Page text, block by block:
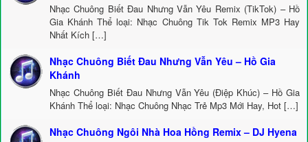
Nhạc Chuông Biết Đau Nhưng Vẫn Yêu Remix (TikTok) – Hồ
Gia Khánh Thể loại: Nhạc Chuông Tik Tok Remix MP3 Hay
Nhất Kích […]
Nhạc Chuông Biết Đau Nhưng Vẫn Yêu – Hồ Gia
Khánh
Nhạc Chuông Biết Đau Nhưng Vẫn Yêu (Điệp Khúc) – Hồ Gia
Khánh Thể loại: Nhạc Chuông Nhạc Trẻ Mp3 Mới Hay, Hot […]
Nhạc Chuông Ngôi Nhà Hoa Hồng Remix – DJ Hyena